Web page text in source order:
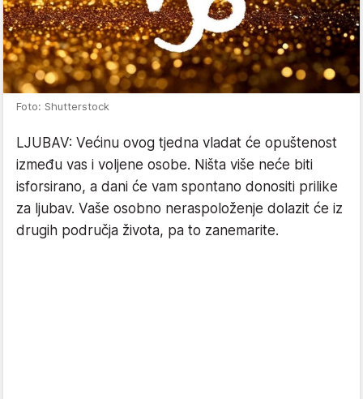
Foto: Shutterstock
LJUBAV: Većinu ovog tjedna vladat će opuštenost
između vas i voljene osobe. Ništa više neće biti
isforsirano, a dani će vam spontano donositi prilike
za ljubav. Vaše osobno neraspoloženje dolazit će iz
drugih područja života, pa to zanemarite.